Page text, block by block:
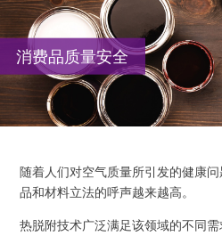
消费品质量安全
随着人们对空气质量所引发的健康
品和材料立法的呼声越来越高。
热脱附技术广泛满足该领域的不同